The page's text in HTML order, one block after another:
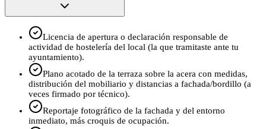
Licencia de apertura o declaración responsable de
actividad de hostelería del local (la que tramitaste ante tu
ayuntamiento).
Plano acotado de la terraza sobre la acera con medidas,
distribución del mobiliario y distancias a fachada/bordillo (a
veces firmado por técnico).
Reportaje fotográfico de la fachada y del entorno
inmediato, más croquis de ocupación.